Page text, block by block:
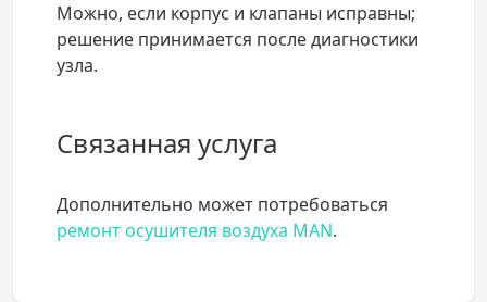
Можно, если корпус и клапаны исправны;
решение принимается после диагностики
узла.
Связанная услуга
Дополнительно может потребоваться
ремонт осушителя воздуха MAN.